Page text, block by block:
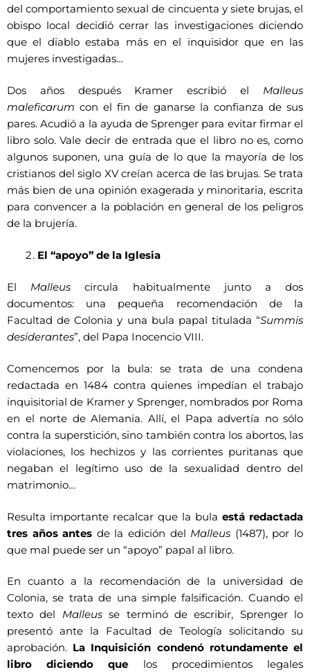
del comportamiento sexual de cincuenta y siete brujas, el
obispo local decidió cerrar las investigaciones diciendo
que el diablo estaba más en el inquisidor que en las
mujeres investigadas…
Dos años después Kramer escribió el Malleus
maleficarum con el fin de ganarse la confianza de sus
pares. Acudió a la ayuda de Sprenger para evitar firmar el
libro solo. Vale decir de entrada que el libro no es, como
algunos suponen, una guía de lo que la mayoría de los
cristianos del siglo XV creían acerca de las brujas. Se trata
más bien de una opinión exagerada y minoritaria, escrita
para convencer a la población en general de los peligros
de la brujería.
El “apoyo” de la Iglesia
El Malleus circula habitualmente junto a dos
documentos: una pequeña recomendación de la
Facultad de Colonia y una bula papal titulada “Summis
desiderantes”, del Papa Inocencio VIII.
Comencemos por la bula: se trata de una condena
redactada en 1484 contra quienes impedían el trabajo
inquisitorial de Kramer y Sprenger, nombrados por Roma
en el norte de Alemania. Allí, el Papa advertía no sólo
contra la superstición, sino también contra los abortos, las
violaciones, los hechizos y las corrientes puritanas que
negaban el legítimo uso de la sexualidad dentro del
matrimonio…
Resulta importante recalcar que la bula está redactada
tres años antes de la edición del Malleus (1487), por lo
que mal puede ser un “apoyo” papal al libro.
En cuanto a la recomendación de la universidad de
Colonia, se trata de una simple falsificación. Cuando el
texto del Malleusse terminó de escribir, Sprenger lo
presentó ante la Facultad de Teología solicitando su
aprobación. La Inquisición condenó rotundamente el
libro diciendo que
los procedimientos legales